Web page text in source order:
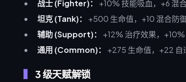
战士 (Fighter)：
+10% 技能吸血，+6 混
坦克 (Tank)：
+500 生命值，+10 混合防
辅助 (Support)：
+12% 治疗效果，
通用 (Common)：
+275 生命值，+22 自
3 级天赋解锁